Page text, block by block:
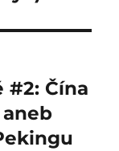
#2: Čína